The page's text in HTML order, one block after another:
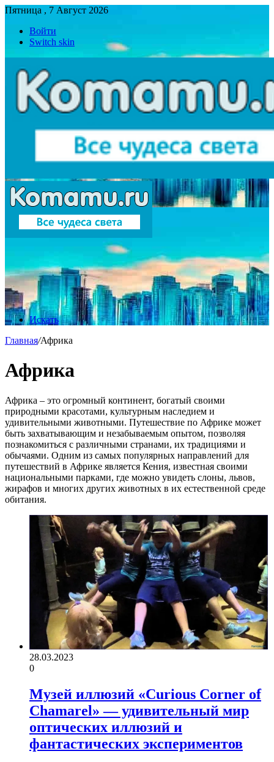
Пятница , 7 Август 2026
Войти
Switch skin
Искать
Главная/Африка
Африка
Африка – это огромный континент, богатый своими
природными красотами, культурным наследием и
удивительными животными. Путешествие по Африке может
быть захватывающим и незабываемым опытом, позволяя
познакомиться с различными странами, их традициями и
обычаями. Одним из самых популярных направлений для
путешествий в Африке является Кения, известная своими
национальными парками, где можно увидеть слоны, львов,
жирафов и многих других животных в их естественной среде
обитания.
28.03.2023
0
Музей иллюзий «Curious Corner of
Chamarel» — удивительный мир
оптических иллюзий и
фантастических экспериментов